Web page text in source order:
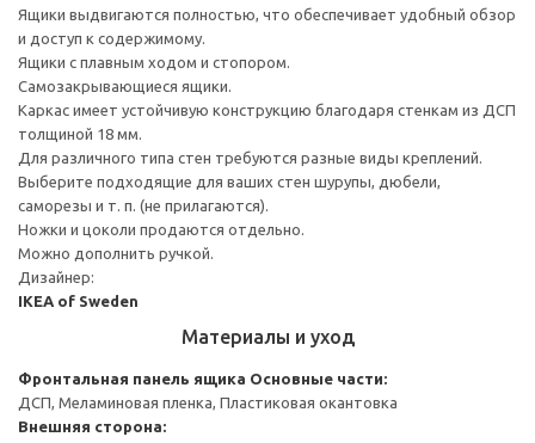
Ящики выдвигаются полностью, что обеспечивает удобный обзор
и доступ к содержимому.
Ящики с плавным ходом и стопором.
Самозакрывающиеся ящики.
Каркас имеет устойчивую конструкцию благодаря стенкам из ДСП
толщиной 18 мм.
Для различного типа стен требуются разные виды креплений.
Выберите подходящие для ваших стен шурупы, дюбели,
саморезы и т. п. (не прилагаются).
Ножки и цоколи продаются отдельно.
Можно дополнить ручкой.
Дизайнер:
IKEA of Sweden
Материалы и уход
Фронтальная панель ящика Основные части:
ДСП, Меламиновая пленка, Пластиковая окантовка
Внешняя сторона: